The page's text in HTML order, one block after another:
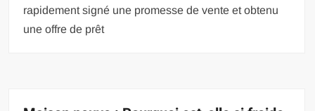
rapidement signé une promesse de vente et obtenu
une offre de prêt